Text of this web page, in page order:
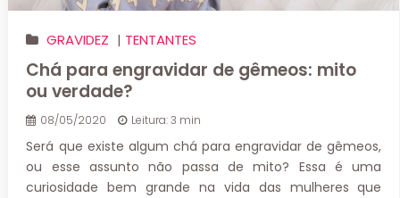
GRAVIDEZ | TENTANTES
Chá para engravidar de gêmeos: mito
ou verdade?
08/05/2020 Leitura: 3 min
Será que existe algum chá para engravidar de gêmeos,
ou esse assunto não passa de mito? Essa é uma
curiosidade bem grande na vida das mulheres que